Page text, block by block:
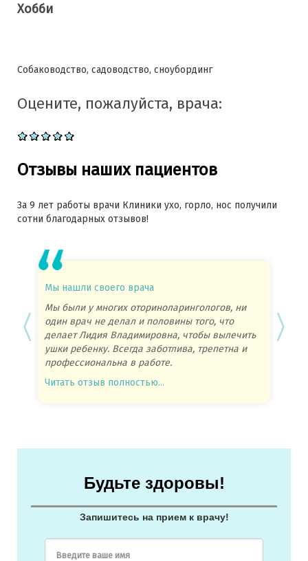
Хобби
Собаководство, садоводство, сноубординг
Оцените, пожалуйста, врача:
Отзывы наших пациентов
За 9 лет работы врачи Клиники ухо, горло, нос получили
сотни благодарных отзывов!
Мы нашли своего врача
Мы были у многих оториноларингологов, ни
один врач не делал и половины того, что
делает Лидия Владимировна, чтобы вылечить
ушки ребенку. Всегда заботлива, трепетна и
профессиональна в работе.
Читать отзыв полностью...
Будьте здоровы!
Запишитесь на прием к врачу!
Введите ваше имя